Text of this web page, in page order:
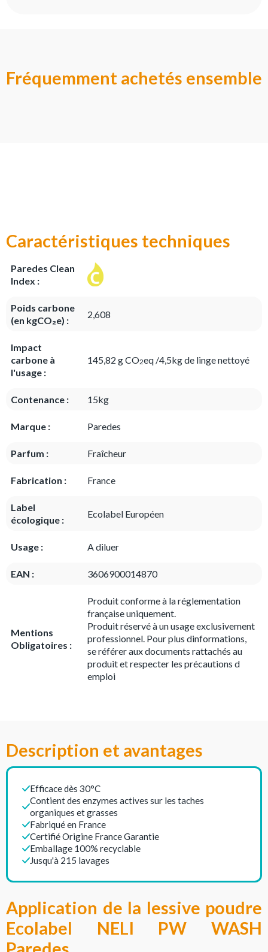
Fréquemment achetés ensemble
Caractéristiques techniques
Paredes Clean
Index :
Poids carbone
(en kgCO₂e) :
2,608
Impact
carbone à
l'usage :
145,82 g CO2eq /4,5kg de linge nettoyé
Contenance : 15kg
Marque : Paredes
Parfum : Fraîcheur
Fabrication : France
Label
écologique :
Ecolabel Européen
Usage : A diluer
EAN : 3606900014870
Mentions
Obligatoires :
Produit conforme à la réglementation
française uniquement.
Produit réservé à un usage exclusivement
professionnel. Pour plus dinformations,
se référer aux documents rattachés au
produit et respecter les précautions d
emploi
Description et avantages
Efficace dès 30°C
Contient des enzymes actives sur les taches
organiques et grasses
Fabriqué en France
Certifié Origine France Garantie
Emballage 100% recyclable
Jusqu'à 215 lavages
Application de la lessive poudre
Ecolabel NELI PW WASH